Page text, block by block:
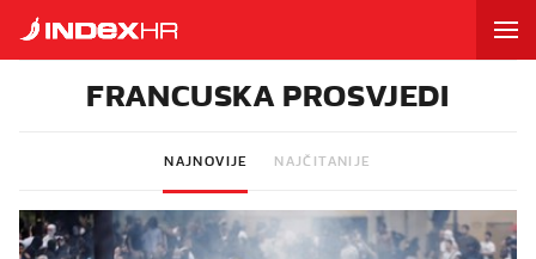
FRANCUSKA PROSVJEDI
NAJNOVIJE NAJČITANIJE